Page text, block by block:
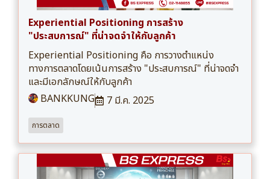
Experiential Positioning การสร้าง
"ประสบการณ์" ที่น่าจดจำให้กับลูกค้า
Experiential Positioning คือ การวางตำแหน่ง
ทางการตลาดโดยเน้นการสร้าง "ประสบการณ์" ที่น่าจดจำ
และมีเอกลักษณ์ให้กับลูกค้า
BANKKUNG
7 มี.ค. 2025
การตลาด